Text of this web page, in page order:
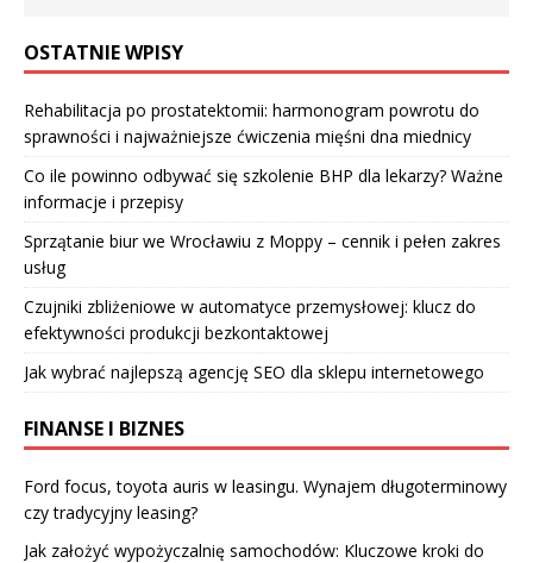
OSTATNIE WPISY
Rehabilitacja po prostatektomii: harmonogram powrotu do
sprawności i najważniejsze ćwiczenia mięśni dna miednicy
Co ile powinno odbywać się szkolenie BHP dla lekarzy? Ważne
informacje i przepisy
Sprzątanie biur we Wrocławiu z Moppy – cennik i pełen zakres
usług
Czujniki zbliżeniowe w automatyce przemysłowej: klucz do
efektywności produkcji bezkontaktowej
Jak wybrać najlepszą agencję SEO dla sklepu internetowego
FINANSE I BIZNES
Ford focus, toyota auris w leasingu. Wynajem długoterminowy
czy tradycyjny leasing?
Jak założyć wypożyczalnię samochodów: Kluczowe kroki do